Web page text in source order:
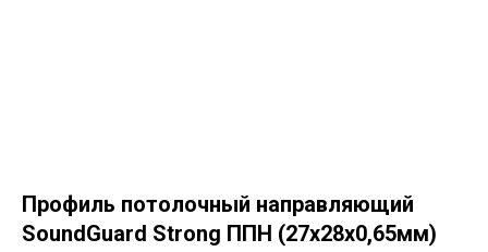
Профиль потолочный направляющий
SoundGuard Strong ППН (27х28х0,65мм)